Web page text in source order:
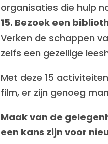
organisaties die hulp
15. Bezoek een
Verken de schappen
zelfs een gezellige
Met deze 15
film, er zijn genoeg
Maak van de
een kans zijn voor